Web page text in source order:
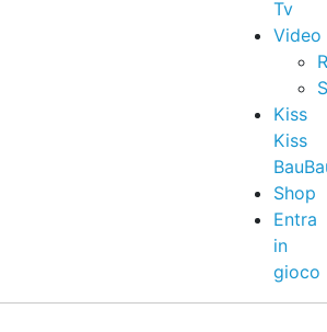
Tv
Video
Kiss
Kiss
Shop
Entra
in
gioco